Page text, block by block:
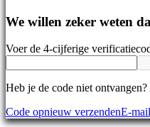
Plays
Veelgestelde
We willen zeker weten
Voer de 4-cijferige
Heb je de code niet
Code opnieuw verzendenE-